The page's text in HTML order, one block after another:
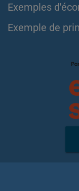
Exemples
Exemple de